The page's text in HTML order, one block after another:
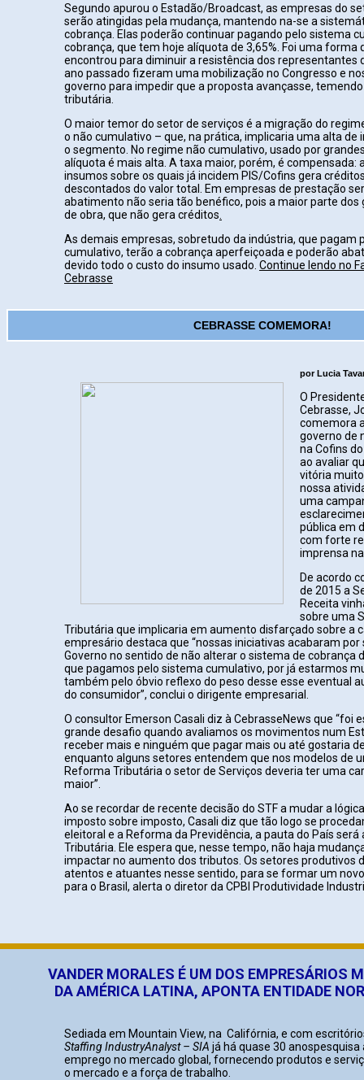
Segundo apurou o Estadão/Broadcast, as empresas do
serão atingidas pela mudança, mantendo na-se a
cobrança. Elas poderão continuar pagando pelo sistema
cobrança, que tem hoje alíquota de 3,65%. Foi uma forma
encontrou para diminuir a resistência dos representantes
ano passado fizeram uma mobilização no Congresso e
governo para impedir que a proposta avançasse,
tributária.
O maior temor do setor de serviços é a migração do
o não cumulativo – que, na prática, implicaria uma alta de
o segmento. No regime não cumulativo, usado por
alíquota é mais alta. A taxa maior, porém, é compensada:
insumos sobre os quais já incidem PIS/Cofins gera
descontados do valor total. Em empresas de prestação
abatimento não seria tão benéfico, pois a maior parte dos
de obra, que não gera créditos
As demais empresas, sobretudo da indústria, que pagam
cumulativo, terão a cobrança aperfeiçoada e poderão
devido todo o custo do insumo usado. Continue lendo no
Cebrasse
CEBRASSE COMEMORA!
por Lucia
O
Cebrasse,
comemora
governo de
na Cofins
ao avaliar
vitória
nossa
uma
pública em
com forte
imprensa
De acordo
de 2015 a
Receita
sobre uma
Tributária que implicaria em aumento disfarçado sobre a
empresário destaca que “nossas iniciativas acabaram por
Governo no sentido de não alterar o sistema de cobrança
que pagamos pelo sistema cumulativo, por já estarmos
também pelo óbvio reflexo do peso desse esse eventual
do consumidor”, conclui o dirigente empresarial.
O consultor Emerson Casali diz à CebrasseNews que “foi
grande desafio quando avaliamos os movimentos num
receber mais e ninguém que pagar mais ou até gostaria
enquanto alguns setores entendem que nos modelos de
Reforma Tributária o setor de Serviços deveria ter uma
maior”.
Ao se recordar de recente decisão do STF a mudar a
imposto sobre imposto, Casali diz que tão logo se
eleitoral e a Reforma da Previdência, a pauta do País será
Tributária. Ele espera que, nesse tempo, não haja
impactar no aumento dos tributos. Os setores produtivos
atentos e atuantes nesse sentido, para se formar um
para o Brasil, alerta o diretor da CPBI Produtividade
VANDER MORALES É UM DOS EMPRESÁRIOS
DA AMÉRICA LATINA, APONTA ENTIDADE
Sediada em Mountain View, na Califórnia, e com
Staffing IndustryAnalyst – SIA já há quase 30
emprego no mercado global, fornecendo produtos e
o mercado e a força de trabalho.